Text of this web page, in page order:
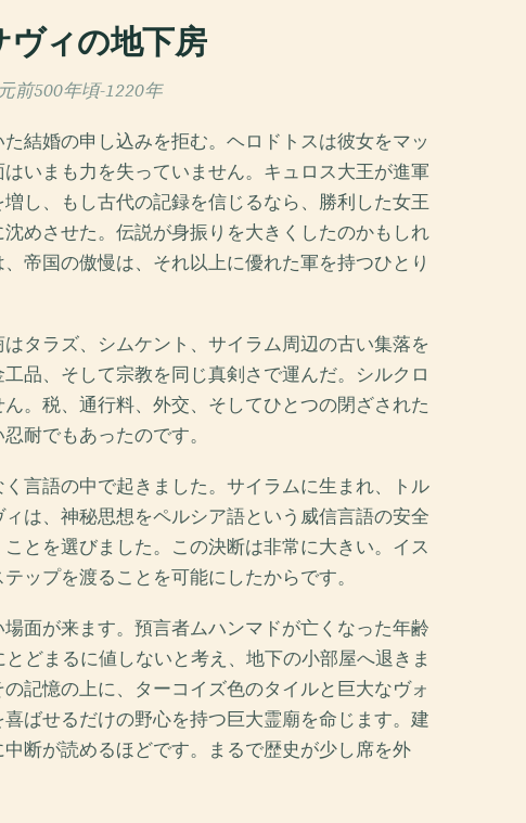
ヴィの地下房
前500年頃-1220年
結婚の申し込みを拒む。ヘロドトスは彼女をマッ
いまも力を失っていません。キュロス大王が進軍
し、もし古代の記録を信じるなら、勝利した女王
めさせた。伝説が身振りを大きくしたのかもしれ
帝国の傲慢は、それ以上に優れた軍を持つひとり
タラズ、シムケント、サイラム周辺の古い集落を
品、そして宗教を同じ真剣さで運んだ。シルクロ
。税、通行料、外交、そしてひとつの閉ざされた
耐でもあったのです。
言語の中で起きました。サイラムに生まれ、トル
は、神秘思想をペルシア語という威信言語の安全
とを選びました。この決断は非常に大きい。イス
ップを渡ることを可能にしたからです。
面が来ます。預言者ムハンマドが亡くなった年齢
どまるに値しないと考え、地下の小部屋へ退きま
記憶の上に、ターコイズ色のタイルと巨大なヴォ
ばせるだけの野心を持つ巨大霊廟を命じます。建
断が読めるほどです。まるで歴史が少し席を外